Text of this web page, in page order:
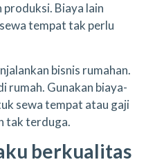
Biaya lain
tempat tak perlu
bisnis rumahan.
rumah. Gunakan biaya-
sewa tempat atau gaji
tak terduga.
berkualitas